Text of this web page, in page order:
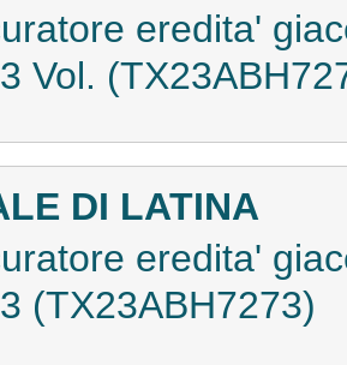
eredita'
Vol.
DI LATINA
eredita'
(TX23ABH7273)